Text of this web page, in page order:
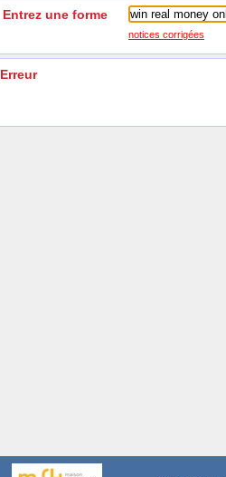
Entrez une forme
notices corrigées
Erreur